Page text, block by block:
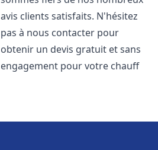
avis clients satisfaits. N'hésitez
pas à nous contacter pour
obtenir un devis gratuit et sans
engagement pour votre chauff